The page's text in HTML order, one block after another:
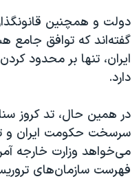
دولت و همچنین
گفته‌اند که توافق جامع
ایران، تنها بر محدود
دارد.
در همین حال، تد کروز
سرسخت حکومت ایران و
می‌خواهد وزارت خارجه
فهرست سازمان‌های